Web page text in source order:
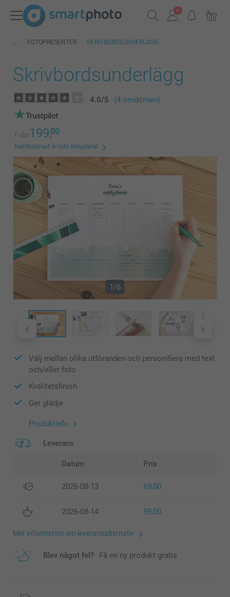
FOTOPRESENTER SKRIVBORDSUNDERLÄGG
Skrivbordsunderlägg
4.0/5 (4 omdömen)
Från199,00
fraktkostnad är inte inkluderat
1/6
Välj mellan olika utföranden och personifiera med text
och/eller foto
Kvalitetsfinish
Ger glädje
Produktinfo
Leverans
Datum Pris
2026-08-13 69,00
2026-08-14 59,00
Mer information om leveransalternativ
Blev något fel? Få en ny produkt gratis